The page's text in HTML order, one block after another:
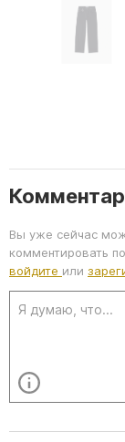
o
f
6
Вы уже сейчас
комментировать
войдите или